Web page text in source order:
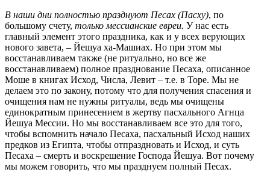
В наши дни полностью празднуют Песах (Пасху), по
большому счету, только мессианские евреи. У нас есть
главный элемент этого праздника, как и у всех верующих
нового завета, – Йешуа ха-Машиах. Но при этом мы
восстанавливаем также (не ритуально, но все же
восстанавливаем) полное празднование Песаха, описанное
Моше в книгах Исход, Числа, Левит – т.е. в Торе. Мы не
делаем это по закону, потому что для получения спасения и
очищения нам не нужны ритуалы, ведь мы очищены
единократным принесением в жертву пасхального Агнца
Йешуа Мессии. Но мы восстанавливаем все это для того,
чтобы вспомнить начало Песаха, пасхальный Исход наших
предков из Египта, чтобы отпраздновать и Исход, и суть
Песаха – смерть и воскрешение Господа Йешуа. Вот почему
мы можем говорить, что мы празднуем полный Песах.